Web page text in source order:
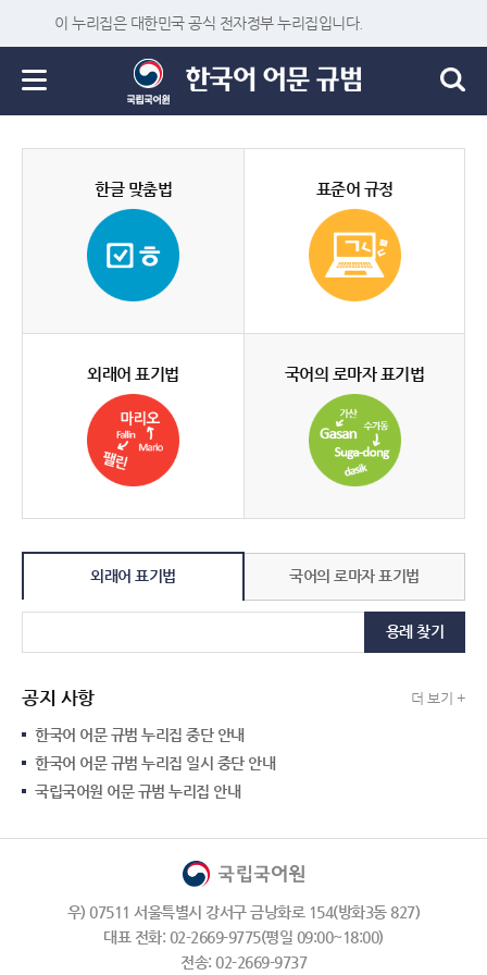
이 누리집은 대한민국 공식 전자정부 누리집입니다.
한글 맞춤법 표준어 규정
외래어 표기법 국어의 로마자 표기법
외래어 표기법 국어의 로마자 표기법
용례 찾기
공지 사항 더 보기 +
한국어 어문 규범 누리집 중단 안내
한국어 어문 규범 누리집 일시 중단 안내
국립국어원 어문 규범 누리집 안내
우) 07511 서울특별시 강서구 금낭화로 154(방화3동 827)
대표 전화: 02-2669-9775(평일 09:00~18:00)
전송: 02-2669-9737